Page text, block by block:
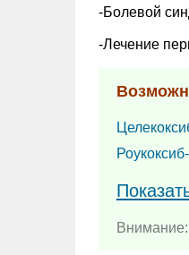
-Болевой
-Лечение